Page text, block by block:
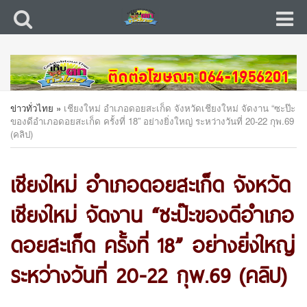
ข่าวทั่วไทย » เชียงใหม่ อำเภอดอยสะเก็ด จังหวัดเชียงใหม่ จัดงาน “ซะป๊ะ
ของดีอำเภอดอยสะเก็ด ครั้งที่ 18” อย่างยิ่งใหญ่ ระหว่างวันที่ 20-22 กุพ.69
(คลิป)
เชียงใหม่ อำเภอดอยสะเก็ด จังหวัด
เชียงใหม่ จัดงาน “ซะป๊ะของดีอำเภอ
ดอยสะเก็ด ครั้งที่ 18” อย่างยิ่งใหญ่
ระหว่างวันที่ 20-22 กุพ.69 (คลิป)